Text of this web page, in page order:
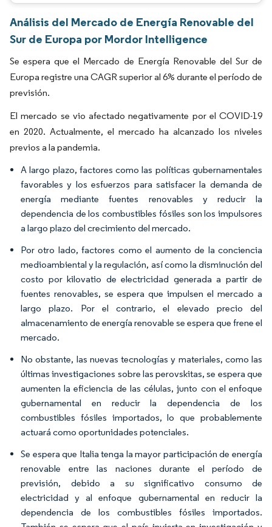
Análisis del Mercado de Energía Renovable del
Sur de Europa por Mordor Intelligence
Se espera que el Mercado de Energía Renovable del Sur de
Europa registre una CAGR superior al 6% durante el período de
previsión.
El mercado se vio afectado negativamente por el COVID-19
en 2020. Actualmente, el mercado ha alcanzado los niveles
previos a la pandemia.
A largo plazo, factores como las políticas gubernamentales
favorables y los esfuerzos para satisfacer la demanda de
energía mediante fuentes renovables y reducir la
dependencia de los combustibles fósiles son los impulsores
a largo plazo del crecimiento del mercado.
Por otro lado, factores como el aumento de la conciencia
medioambiental y la regulación, así como la disminución del
costo por kilovatio de electricidad generada a partir de
fuentes renovables, se espera que impulsen el mercado a
largo plazo. Por el contrario, el elevado precio del
almacenamiento de energía renovable se espera que frene el
mercado.
No obstante, las nuevas tecnologías y materiales, como las
últimas investigaciones sobre las perovskitas, se espera que
aumenten la eficiencia de las células, junto con el enfoque
gubernamental en reducir la dependencia de los
combustibles fósiles importados, lo que probablemente
actuará como oportunidades potenciales.
Se espera que Italia tenga la mayor participación de energía
renovable entre las naciones durante el período de
previsión, debido a su significativo consumo de
electricidad y al enfoque gubernamental en reducir la
dependencia de los combustibles fósiles importados.